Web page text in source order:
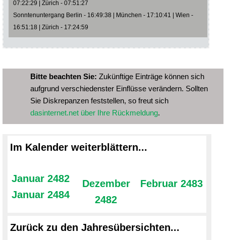
07:22:29 | Zürich - 07:51:27
Sonntenuntergang Berlin - 16:49:38 | München - 17:10:41 | Wien -
16:51:18 | Zürich - 17:24:59
Bitte beachten Sie: Zukünftige Einträge können sich
aufgrund verschiedenster Einflüsse verändern. Sollten
Sie Diskrepanzen feststellen, so freut sich
dasinternet.net über Ihre Rückmeldung.
Im Kalender weiterblättern...
Januar 2482
Januar 2484
Dezember
2482
Februar 2483
Zurück zu den Jahresübersichten...